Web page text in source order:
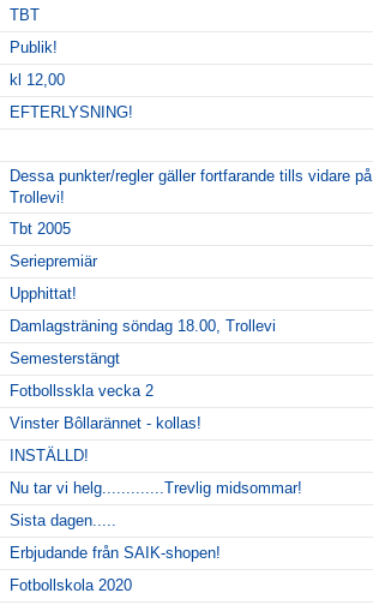
TBT
Publik!
kl 12,00
EFTERLYSNING!
Dessa punkter/regler gäller fortfarande tills vidare på
Trollevi!
Tbt 2005
Seriepremiär
Upphittat!
Damlagsträning söndag 18.00, Trollevi
Semesterstängt
Fotbollsskla vecka 2
Vinster Bôllarännet - kollas!
INSTÄLLD!
Nu tar vi helg.............Trevlig midsommar!
Sista dagen.....
Erbjudande från SAIK-shopen!
Fotbollskola 2020